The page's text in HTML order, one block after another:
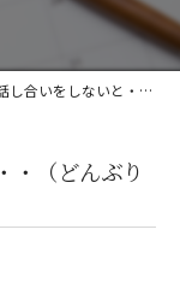
ないと・・・（どんぶり屋まぐろ大将）
・（どんぶり